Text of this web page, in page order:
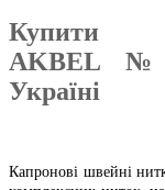
AKBEL
Україні
Капронові швейні